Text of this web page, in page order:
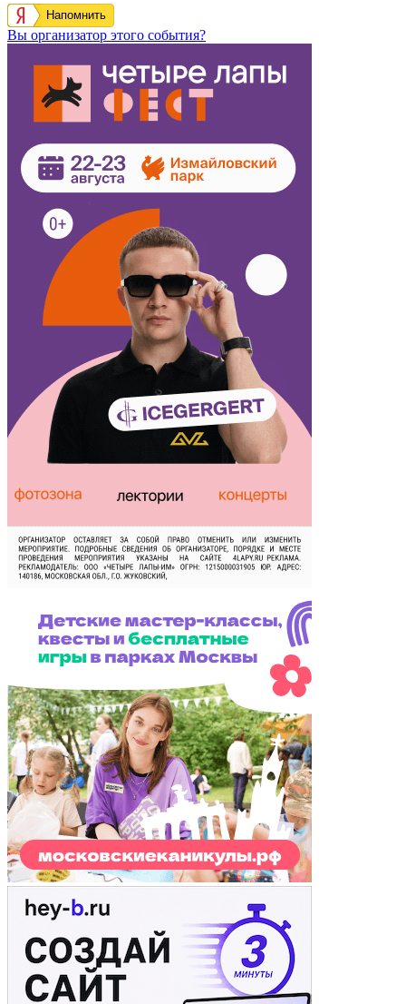
Напомнить
Вы организатор этого события?